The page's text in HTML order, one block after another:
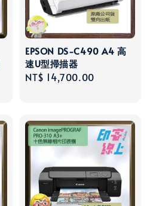
EPSON DS-C490 A4 高
速U型掃描器
Regular
NT$ 14,700.00